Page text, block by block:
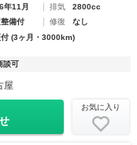
年11月 排気
2800cc
備付 修復
なし
付 (3ヶ月・3000km)
談可
屋
お気に入り